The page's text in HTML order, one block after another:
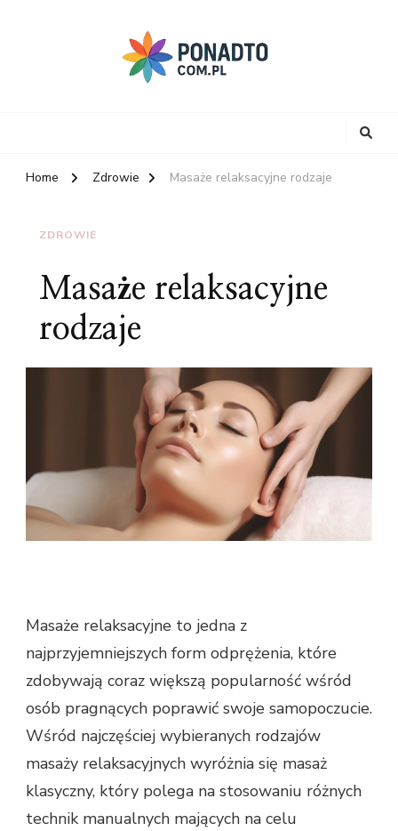
Home Zdrowie Masaże relaksacyjne rodzaje
ZDROWIE
Masaże relaksacyjne
rodzaje
Masaże relaksacyjne to jedna z
najprzyjemniejszych form odprężenia, które
zdobywają coraz większą popularność wśród
osób pragnących poprawić swoje samopoczucie.
Wśród najczęściej wybieranych rodzajów
masaży relaksacyjnych wyróżnia się masaż
klasyczny, który polega na stosowaniu różnych
technik manualnych mających na celu